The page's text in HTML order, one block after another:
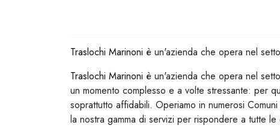
Traslochi Marinoni è un'azienda che opera nel
Traslochi Marinoni è un'azienda che opera nel
un momento complesso e a volte stressante: per
soprattutto affidabili. Operiamo in numerosi
la nostra gamma di servizi per rispondere a tutte